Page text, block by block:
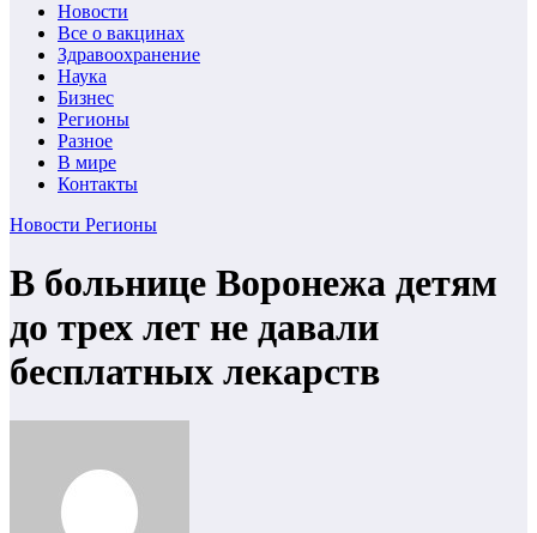
Новости
Все о вакцинах
Здравоохранение
Наука
Бизнес
Регионы
Разное
В мире
Контакты
Новости Регионы
В больнице Воронежа детям
до трех лет не давали
бесплатных лекарств